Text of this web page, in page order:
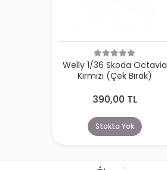
Welly 1/36 Skoda Octavia
Kırmızı (Çek Bırak)
390,00 TL
Stokta Yok